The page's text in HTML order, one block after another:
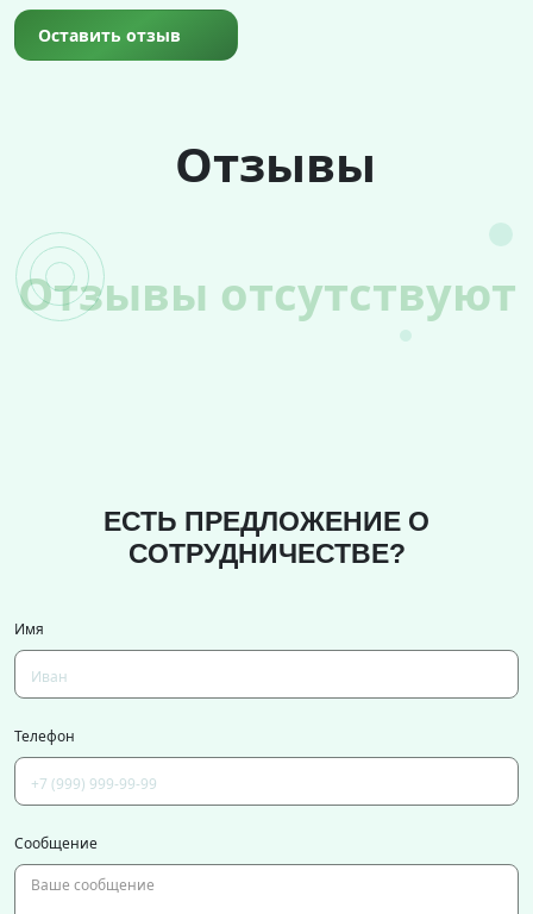
Оставить отзыв
Отзывы
Отзывы отсутствуют
ЕСТЬ ПРЕДЛОЖЕНИЕ О
СОТРУДНИЧЕСТВЕ?
Имя
Телефон
Сообщение